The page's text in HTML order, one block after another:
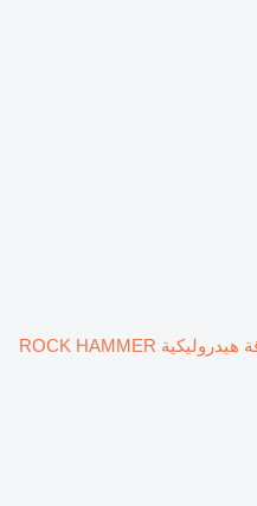
مطرقة هيدروليكية ROCK HAMMER